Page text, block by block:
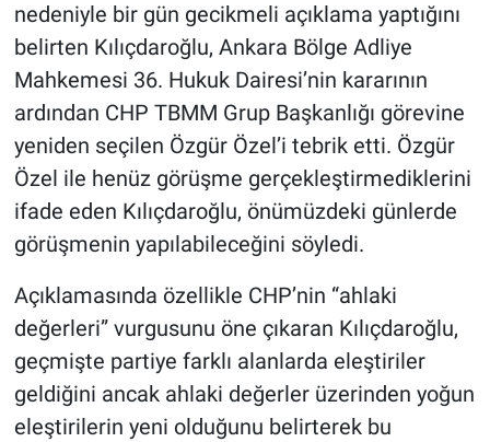
nedeniyle bir gün gecikmeli açıklama yaptığını
belirten Kılıçdaroğlu, Ankara Bölge Adliye
Mahkemesi 36. Hukuk Dairesi’nin kararının
ardından CHP TBMM Grup Başkanlığı görevine
yeniden seçilen Özgür Özel’i tebrik etti. Özgür
Özel ile henüz görüşme gerçekleştirmediklerini
ifade eden Kılıçdaroğlu, önümüzdeki günlerde
görüşmenin yapılabileceğini söyledi.
Açıklamasında özellikle CHP’nin “ahlaki
değerleri” vurgusunu öne çıkaran Kılıçdaroğlu,
geçmişte partiye farklı alanlarda eleştiriler
geldiğini ancak ahlaki değerler üzerinden yoğun
eleştirilerin yeni olduğunu belirterek bu